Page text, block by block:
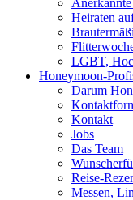
Heiraten
LGBT,
Honeymoon-
Darum
Kontakt
Jobs
Das Team
Reise-
Messen,